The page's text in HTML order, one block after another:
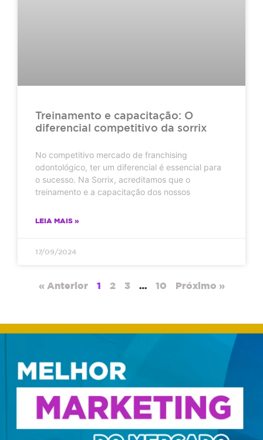
Treinamento e capacitação: O
diferencial competitivo da sorrix
No competitivo mercado de franchising
odontológico, ter um diferencial é essencial para
o sucesso. Na Sorrix, acreditamos que o
treinamento e a capacitação dos nossos
LEIA MAIS »
17/09/2024
« Anterior 1 2 3 … 10 Próximo »